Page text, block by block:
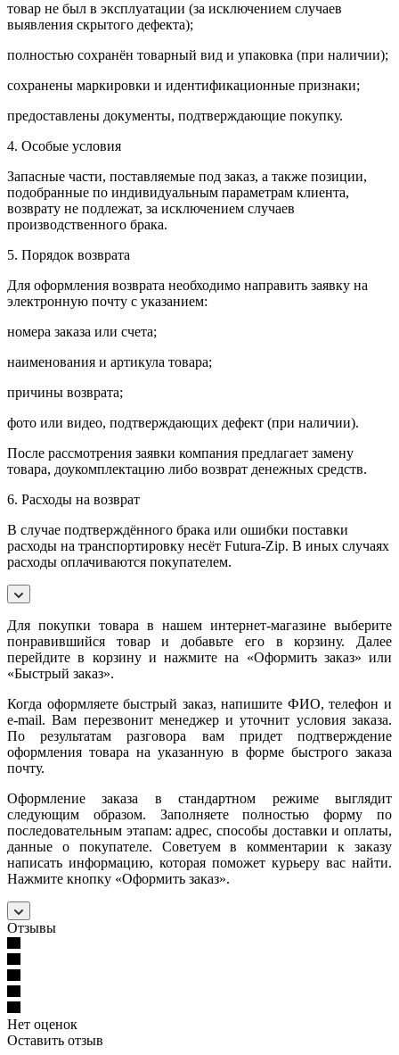
товар не был в эксплуатации (за исключением случаев
выявления скрытого дефекта);
полностью сохранён товарный вид и упаковка (при наличии);
сохранены маркировки и идентификационные признаки;
предоставлены документы, подтверждающие покупку.
4. Особые условия
Запасные части, поставляемые под заказ, а также позиции,
подобранные по индивидуальным параметрам клиента,
возврату не подлежат, за исключением случаев
производственного брака.
5. Порядок возврата
Для оформления возврата необходимо направить заявку на
электронную почту с указанием:
номера заказа или счета;
наименования и артикула товара;
причины возврата;
фото или видео, подтверждающих дефект (при наличии).
После рассмотрения заявки компания предлагает замену
товара, доукомплектацию либо возврат денежных средств.
6. Расходы на возврат
В случае подтверждённого брака или ошибки поставки
расходы на транспортировку несёт Futura-Zip. В иных случаях
расходы оплачиваются покупателем.
Для покупки товара в нашем интернет-магазине выберите
понравившийся товар и добавьте его в корзину. Далее
перейдите в корзину и нажмите на «Оформить заказ» или
«Быстрый заказ».
Когда оформляете быстрый заказ, напишите ФИО, телефон и
e-mail. Вам перезвонит менеджер и уточнит условия заказа.
По результатам разговора вам придет подтверждение
оформления товара на указанную в форме быстрого заказа
почту.
Оформление заказа в стандартном режиме выглядит
следующим образом. Заполняете полностью форму по
последовательным этапам: адрес, способы доставки и оплаты,
данные о покупателе. Советуем в комментарии к заказу
написать информацию, которая поможет курьеру вас найти.
Нажмите кнопку «Оформить заказ».
Отзывы
Нет оценок
Оставить отзыв